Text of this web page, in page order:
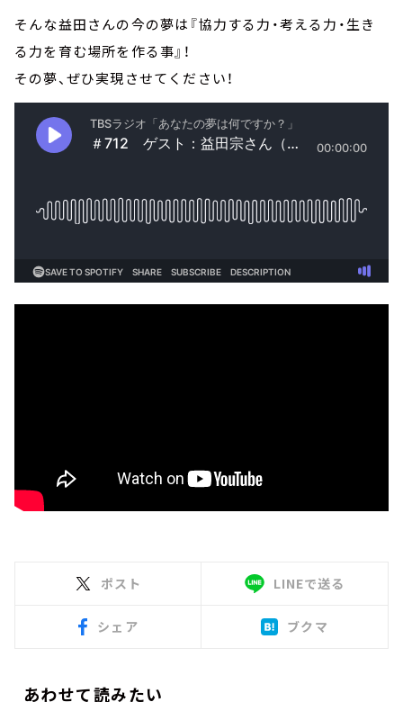
そんな益田さんの今の夢は『協力する力・考える力・生き
る力を育む場所を作る事』！
その夢、ぜひ実現させてください！
ポスト LINEで送る
シェア ブクマ
あわせて読みたい